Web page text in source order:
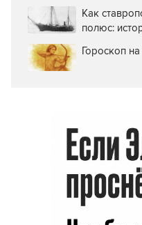
Как
полюс:
Гороскоп